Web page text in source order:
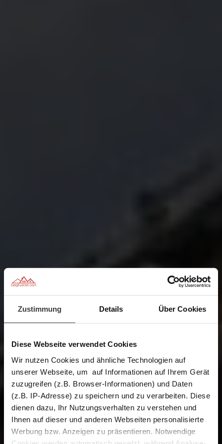
Zustimmung Details Über Cookies
Diese Webseite verwendet Cookies
Wir nutzen Cookies und ähnliche Technologien auf
unserer Webseite, um auf Informationen auf Ihrem Gerät
zuzugreifen (z.B. Browser-Informationen) und Daten
(z.B. IP-Adresse) zu speichern und zu verarbeiten. Diese
dienen dazu, Ihr Nutzungsverhalten zu verstehen und
Ihnen auf dieser und anderen Webseiten personalisierte
Werbung bzw. Anzeigen zu präsentieren. Notwendige